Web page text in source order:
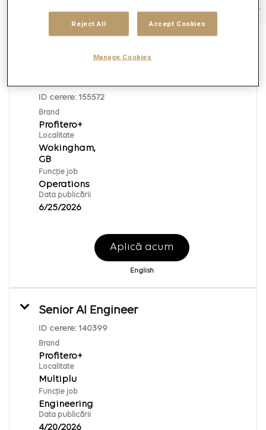
Funcție job Brand Tip job
ID cerere: 155572
Brand
Profitero+
Localitate
Wokingham,
Funcție job
Operations
Data publicării
6/25/2026
Aplică acum
English
Senior AI Engineer
ID cerere: 140399
Brand
Profitero+
Localitate
Multiplu
Funcție job
Engineering
Data publicării
4/20/2026
Reject All Accept Cookies
Manage Cookies